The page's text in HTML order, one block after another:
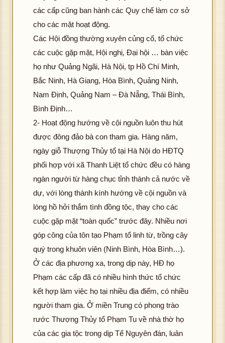
các cấp cũng ban hành các Quy chế làm cơ sở
cho các mặt hoạt động.
Các Hội đồng thường xuyên củng cố, tổ chức
các cuộc gặp mặt, Hội nghị, Đại hội … bàn việc
họ như Quảng Ngãi, Hà Nội, tp Hồ Chí Minh,
Bắc Ninh, Hà Giang, Hòa Bình, Quảng Ninh,
Nam Định, Quảng Nam – Đà Nẵng, Thái Bình,
Bình Định…
2- Hoạt động hướng về cội nguồn luôn thu hút
được đông đảo bà con tham gia. Hàng năm,
ngày giỗ Thượng Thủy tổ tại Hà Nội do HĐTQ
phối hợp với xã Thanh Liệt tổ chức đều có hàng
ngàn người từ hàng chục tỉnh thành cả nước về
dự, với lòng thành kính hướng về cội nguồn và
lòng hồ hởi thắm tình đồng tộc, thay cho các
cuộc gặp mặt “toàn quốc” trước đây. Nhiều nơi
góp công của tôn tạo Phạm tổ linh từ, trồng cây
quý trong khuôn viên (Ninh Bình, Hòa Bình…).
Ở các địa phương xa, trong dịp này, HĐ họ
Phạm các cấp đã có nhiều hình thức tổ chức
kết hợp làm việc họ tại nhiều địa điểm, có nhiều
người tham gia. Ở miền Trung có phong trào
rước Thượng Thủy tổ Phạm Tu về nhà thờ họ
của các gia tộc trong dịp Tế Nguyên đán, luân